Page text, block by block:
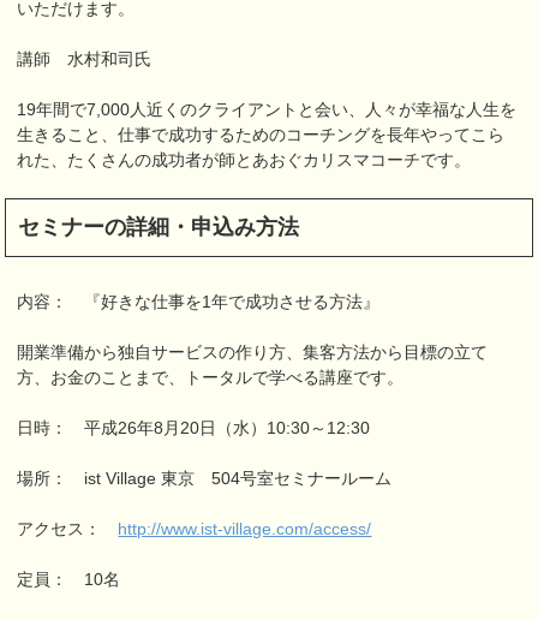
いただけます。
講師 水村和司氏
19年間で7,000人近くのクライアントと会い、人々が幸福な人生を
生きること、仕事で成功するためのコーチングを長年やってこら
れた、たくさんの成功者が師とあおぐカリスマコーチです。
セミナーの詳細・申込み方法
内容： 『好きな仕事を1年で成功させる方法』
開業準備から独自サービスの作り方、集客方法から目標の立て
方、お金のことまで、トータルで学べる講座です。
日時： 平成26年8月20日（水）10:30～12:30
場所： ist Village 東京 504号室セミナールーム
アクセス： http://www.ist-village.com/access/
定員： 10名